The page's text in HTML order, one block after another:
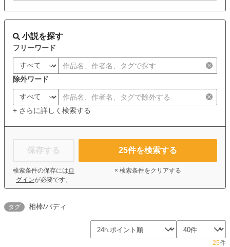
小説を探す
フリーワード
除外ワード
+ さらに詳しく検索する
保存する
検索条件の保存には ロ
グインが必要です。
25件を検索する
× 検索条件をクリアする
タグ 相棒/バディ
25件